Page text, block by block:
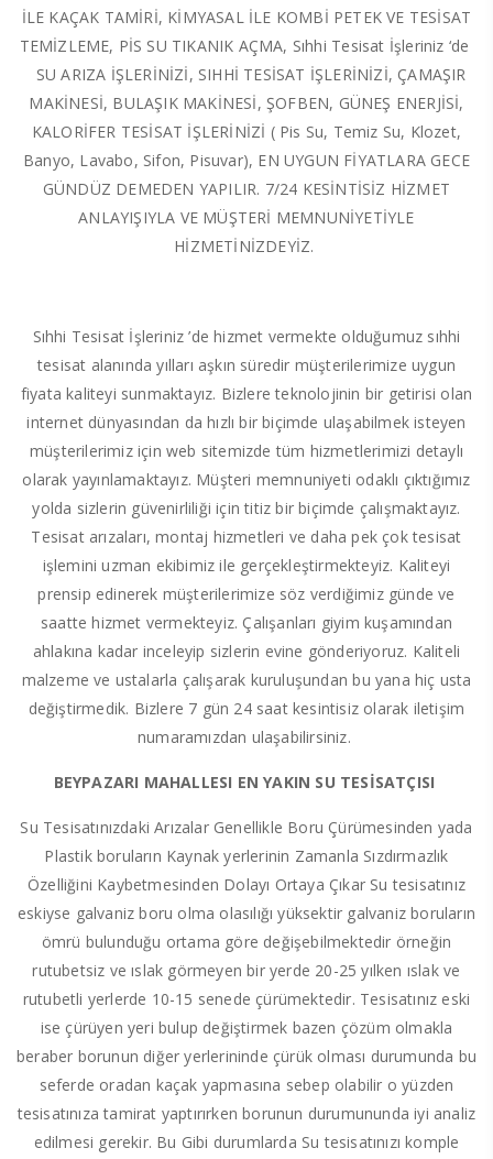
İLE KAÇAK TAMİRİ, KİMYASAL İLE KOMBİ PETEK VE TESİSAT
TEMİZLEME, PİS SU TIKANIK AÇMA, Sıhhi Tesisat İşleriniz ‘de
SU ARIZA İŞLERİNİZİ, SIHHİ TESİSAT İŞLERİNİZİ, ÇAMAŞIR
MAKİNESİ, BULAŞIK MAKİNESİ, ŞOFBEN, GÜNEŞ ENERJİSİ,
KALORİFER TESİSAT İŞLERİNİZİ ( Pis Su, Temiz Su, Klozet,
Banyo, Lavabo, Sifon, Pisuvar), EN UYGUN FİYATLARA GECE
GÜNDÜZ DEMEDEN YAPILIR. 7/24 KESİNTİSİZ HİZMET
ANLAYIŞIYLA VE MÜŞTERİ MEMNUNİYETİYLE
HİZMETİNİZDEYİZ.
Sıhhi Tesisat İşleriniz ’de hizmet vermekte olduğumuz sıhhi
tesisat alanında yılları aşkın süredir müşterilerimize uygun
fiyata kaliteyi sunmaktayız. Bizlere teknolojinin bir getirisi olan
internet dünyasından da hızlı bir biçimde ulaşabilmek isteyen
müşterilerimiz için web sitemizde tüm hizmetlerimizi detaylı
olarak yayınlamaktayız. Müşteri memnuniyeti odaklı çıktığımız
yolda sizlerin güvenirliliği için titiz bir biçimde çalışmaktayız.
Tesisat arızaları, montaj hizmetleri ve daha pek çok tesisat
işlemini uzman ekibimiz ile gerçekleştirmekteyiz. Kaliteyi
prensip edinerek müşterilerimize söz verdiğimiz günde ve
saatte hizmet vermekteyiz. Çalışanları giyim kuşamından
ahlakına kadar inceleyip sizlerin evine gönderiyoruz. Kaliteli
malzeme ve ustalarla çalışarak kuruluşundan bu yana hiç usta
değiştirmedik. Bizlere 7 gün 24 saat kesintisiz olarak iletişim
numaramızdan ulaşabilirsiniz.
BEYPAZARI MAHALLESI EN YAKIN SU TESİSATÇISI
Su Tesisatınızdaki Arızalar Genellikle Boru Çürümesinden yada
Plastik boruların Kaynak yerlerinin Zamanla Sızdırmazlık
Özelliğini Kaybetmesinden Dolayı Ortaya Çıkar Su tesisatınız
eskiyse galvaniz boru olma olasılığı yüksektir galvaniz boruların
ömrü bulunduğu ortama göre değişebilmektedir örneğin
rutubetsiz ve ıslak görmeyen bir yerde 20-25 yılken ıslak ve
rutubetli yerlerde 10-15 senede çürümektedir. Tesisatınız eski
ise çürüyen yeri bulup değiştirmek bazen çözüm olmakla
beraber borunun diğer yerlerininde çürük olması durumunda bu
seferde oradan kaçak yapmasına sebep olabilir o yüzden
tesisatınıza tamirat yaptırırken borunun durumununda iyi analiz
edilmesi gerekir. Bu Gibi durumlarda Su tesisatınızı komple